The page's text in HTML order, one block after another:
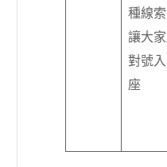
種線索
讓大家
對號入
座